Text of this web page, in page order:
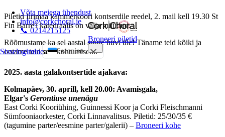
Võta meiega ühendust
info@corkchoral.ie
📞 0214215125
Sisselogiminea
Estonian
Czech
Danish
German
Broneeri piletid
Piletid Iirimaa kammerkoori kontserdile reedel, 2. mail kell 19.30 St
Fin Barre'i katedraalis on välja müüdud.
Rõõmustame ka sel aastal suure huvi üle! Täname teid kõiki ja
ootame teid seal kohtumiseni.
2025. aasta galakontsertide ajakava:
Kolmapäev, 30. aprill, kell 20.00: Avamisgala,
Elgar's Gerontiuse unenägu
East Corki Kooriühing, Guinnessi Koor ja Corki Fleischmanni
Sümfooniaorkester, Corki Linnavalitsus. Piletid: 25/30/35 €
(tagumine parter/eesmine parter/galerii) – Broneeri kohe